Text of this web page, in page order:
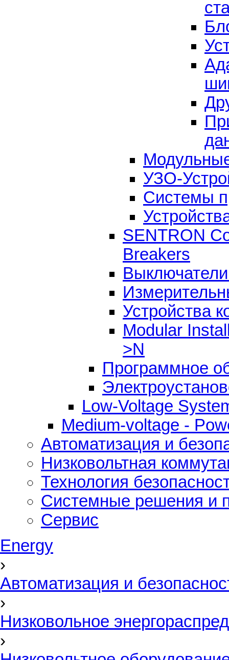
УЗО-
Системы
SENTRON
Breakers
Выключатели
Устройства
Modular
>N
Программное
Low-Voltage
Medium-voltage -
Автоматизация и
Низковольтная
Технология
Системные решения и
Сервис
Energy
›
Автоматизация и
›
Низковольное
›